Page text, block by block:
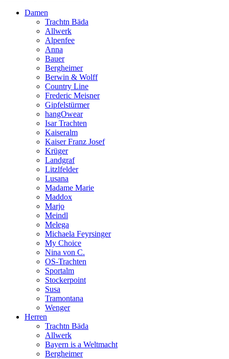
Damen
Trachtn Bäda
Allwerk
Alpenfee
Anna
Bauer
Bergheimer
Berwin & Wolff
Country Line
Frederic Meisner
Gipfelstürmer
hangOwear
Isar Trachten
Kaiseralm
Kaiser Franz Josef
Krüger
Landgraf
Litzlfelder
Lusana
Madame Marie
Maddox
Marjo
Meindl
Melega
Michaela Feyrsinger
My Choice
Nina von C.
OS-Trachten
Sportalm
Stockerpoint
Susa
Tramontana
Wenger
Herren
Trachtn Bäda
Allwerk
Bayern is a Weltmacht
Bergheimer